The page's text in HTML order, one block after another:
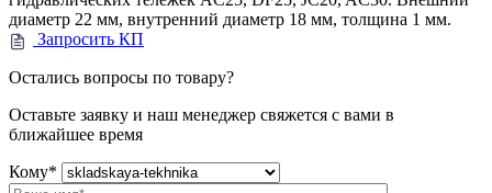
диаметр 22 мм, внутренний диаметр 18 мм, толщина 1 мм.
Запросить КП
Остались вопросы по товару?
Оставьте заявку и наш менеджер свяжется с вами в
ближайшее время
Кому*